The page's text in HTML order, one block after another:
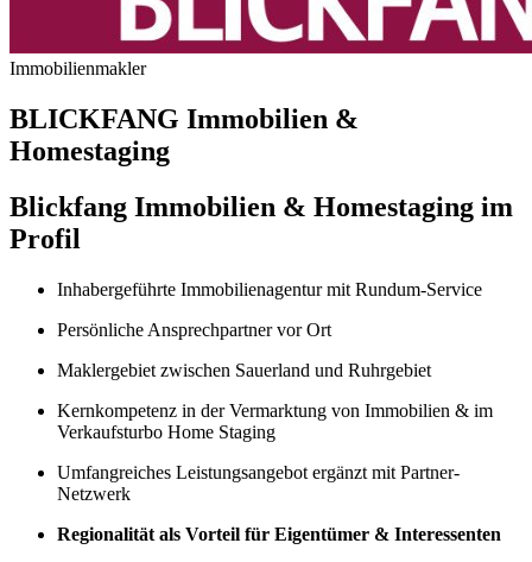
Immobilienmakler
BLICKFANG Immobilien &
Homestaging
Blickfang Immobilien & Homestaging im
Profil
Inhabergeführte Immobilienagentur mit Rundum-Service
Persönliche Ansprechpartner vor Ort
Maklergebiet zwischen Sauerland und Ruhrgebiet
Kernkompetenz in der Vermarktung von Immobilien & im
Verkaufsturbo Home Staging
Umfangreiches Leistungsangebot ergänzt mit Partner-
Netzwerk
Regionalität als Vorteil für Eigentümer & Interessenten